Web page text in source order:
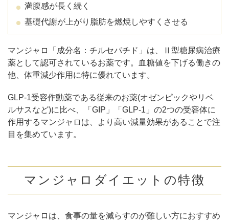
満腹感が長く続く
基礎代謝が上がり脂肪を燃焼しやすくさせる
マンジャロ「成分名：チルセパチド」は、Ⅱ型糖尿病治療
薬として認可されているお薬です。血糖値を下げる働きの
他、体重減少作用に特に優れています。
GLP-1受容作動薬である従来のお薬(オゼンピックやリベ
ルサスなど)に比べ、「GIP」「GLP-1」の2つの受容体に
作用するマンジャロは、より高い減量効果があることで注
目を集めています。
マンジャロダイエットの特徴
マンジャロは、食事の量を減らすのが難しい方におすすめ